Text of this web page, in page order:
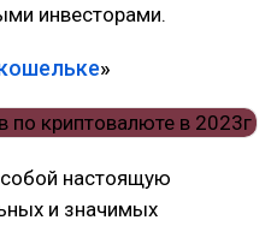
инвесторами.
»
собой настоящую
и значимых